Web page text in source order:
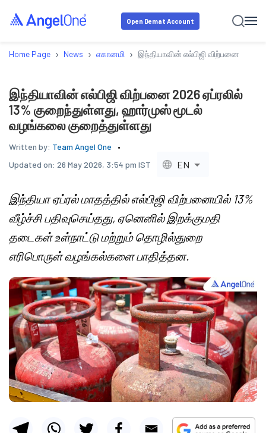
Open Demat Account
Home Page › News › எகானமி › இந்தியாவின் எல்பிஜி விற்பனை 2026
இந்தியாவின் எல்பிஜி விற்பனை 2026 ஏப்ரலில்
13% குறைந்துள்ளது, ஹார்முஸ் மூடல்
வழங்கலை குறைத்துள்ளது
Written by: Team Angel One
Updated on: 26 May 2026, 3:54 pm IST EN
இந்தியா ஏப்ரல் மாதத்தில் எல்பிஜி விற்பனையில் 13%
வீழ்ச்சி பதிவுசெய்தது, ஏனெனில் இறக்குமதி
தடைகள் உள்நாட்டு மற்றும் தொழில்துறை
எரிபொருள் வழங்கல்களை பாதித்தன.